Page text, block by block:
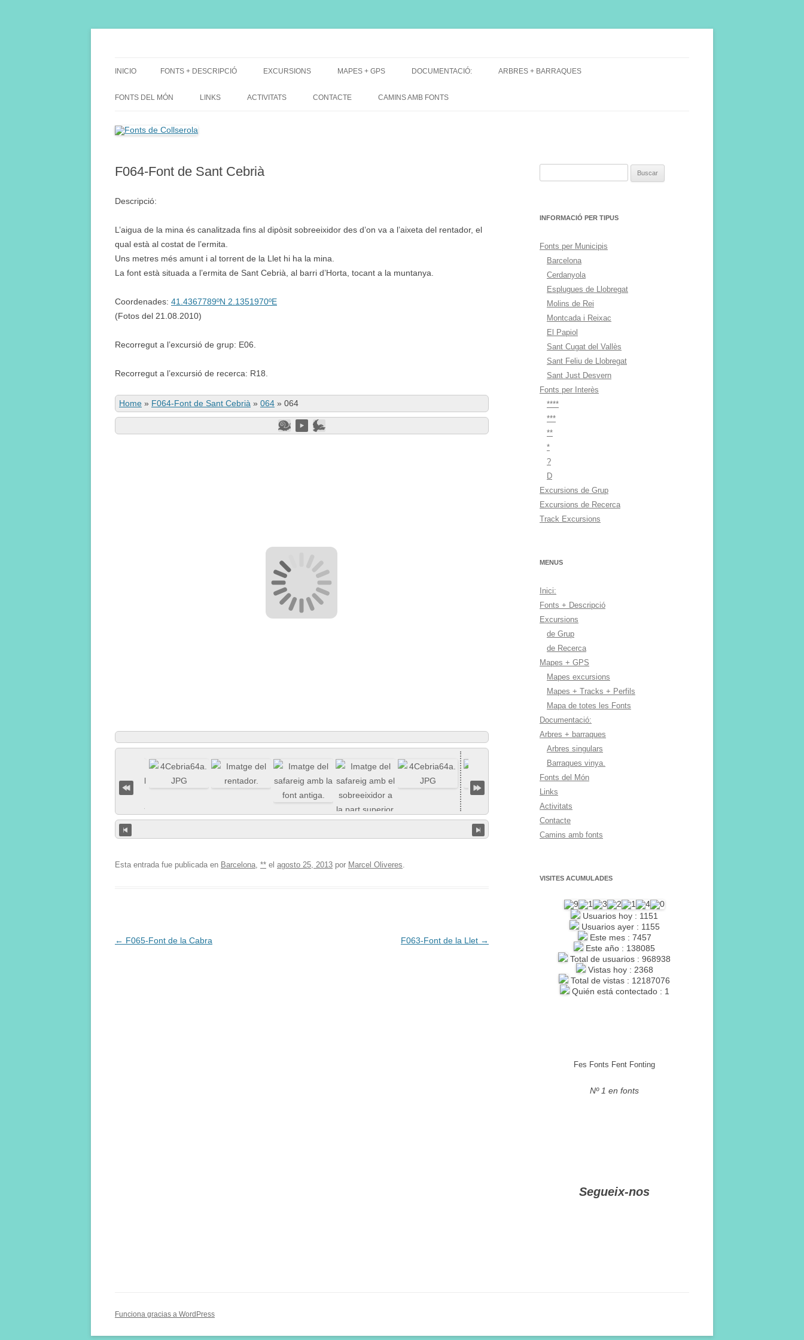
INICIO FONTS + DESCRIPCIÓ EXCURSIONS
DE GRUP
MAPES + GPS
MAPES EXCURSIONS
DOCUMENTACIÓ: ARBRES + BARRAQUES
FONTS DEL MÓN LINKS ACTIVITATS CONTACTE CAMINS AMB FONTS
F064-Font de Sant Cebrià
Descripció:
L’aigua de la mina és canalitzada fins al dipòsit sobreeixidor des d’on va a l’aixeta del rentador, el
qual està al costat de l’ermita.
Uns metres més amunt i al torrent de la Llet hi ha la mina.
La font està situada a l’ermita de Sant Cebrià, al barri d’Horta, tocant a la muntanya.
Coordenades: 41.4367789ºN 2.1351970ºE
(Fotos del 21.08.2010)
Recorregut a l’excursió de grup: E06.
Recorregut a l’excursió de recerca: R18.
Home » F064-Font de Sant Cebrià » 064 » 064
Esta entrada fue publicada en Barcelona, ** el agosto 25, 2013 por Marcel Oliveres.
Navegación
← F065-Font de la Cabra F063-Font de la Llet →
INFORMACIÓ PER TIPUS
Fonts per Municipis
Barcelona
Cerdanyola
Esplugues de Llobregat
Molins de Rei
Montcada i Reixac
El Papiol
Sant Cugat del Vallès
Sant Feliu de Llobregat
Sant Just Desvern
Fonts per Interès
****
***
**
*
?
D
Excursions de Grup
Excursions de Recerca
Track Excursions
MENUS
Inici:
Fonts + Descripció
Excursions
de Grup
de Recerca
Mapes + GPS
Mapes excursions
Mapes + Tracks + Perfils
Mapa de totes les Fonts
Documentació:
Arbres + barraques
Arbres singulars
Barraques vinya.
Fonts del Món
Links
Activitats
Contacte
Camins amb fonts
VISITES ACUMULADES
Usuarios hoy : 1151
Usuarios ayer : 1155
Este mes : 7457
Este año : 138085
Total de usuarios : 968938
Vistas hoy : 2368
Total de vistas : 12187076
Quién está contectado : 1
Fes Fonts Fent Fonting
Nº 1 en fonts
Segueix-nos
Funciona gracias a WordPress